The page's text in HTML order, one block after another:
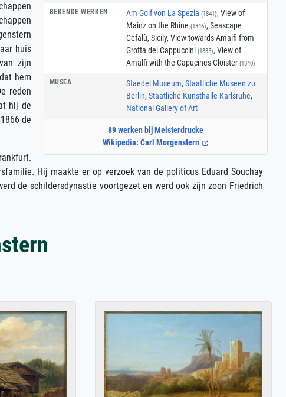
BEKENDE WERKEN Am Golf von La Spezia (1841), View of
Mainz on the Rhine (1846), Seascape
Cefalù, Sicily, View towards Amalfi from
Grotta dei Cappuccini (1835), View of
Amalfi with the Capucines Cloister (1840)
MUSEA Staedel Museum, Staatliche Museen zu
Berlin, Staatliche Kunsthalle Karlsruhe,
National Gallery of Art
89 werken bij Meisterdrucke
Wikipedia: Carl Morgenstern
huis
zijn
hem
reden
hij de
de
Hij maakte er op verzoek van de politicus Eduard Souchay
de schildersdynastie voortgezet en werd ook zijn zoon Friedrich